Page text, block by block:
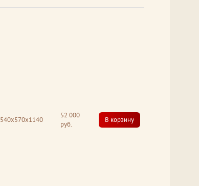
540x570x1140
52 000
руб.
В корзину